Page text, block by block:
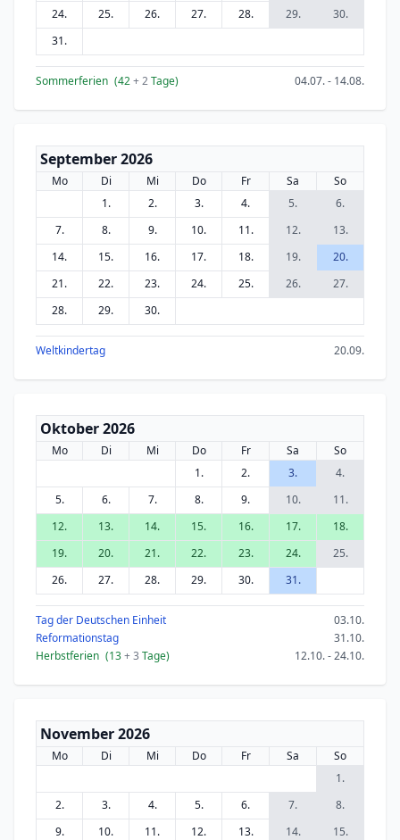
24.
25. 26. 27. 28. 29.
30.
31.
Sommerferien (42+ 2Tage) 04.07. - 14.08.
September 2026
Mo Di Mi Do Fr Sa
So
1.
2. 3. 4. 5.
6.
7.
8. 9. 10. 11. 12.
13.
14.
15. 16. 17. 18. 19.
20.
21.
22. 23. 24. 25. 26.
27.
28.
29. 30.
Weltkindertag 20.09.
Oktober 2026
Mo Di Mi Do Fr Sa
So
1.
2. 3.
4.
5.
6. 7. 8. 9. 10.
11.
12.
13. 14. 15. 16. 17.
18.
19.
20. 21. 22. 23. 24.
25.
26.
27. 28. 29. 30. 31.
Tag der Deutschen Einheit
03.10.
Reformationstag
31.10.
Herbstferien (13+ 3 Tage) 12.10. - 24.10.
November 2026
Mo Di Mi Do Fr Sa
So
1.
2.
3. 4. 5. 6. 7.
8.
9.
10. 11. 12. 13. 14.
15.